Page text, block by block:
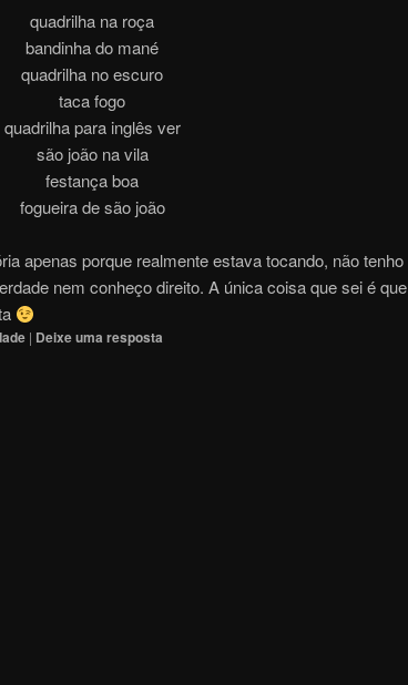
quadrilha na roça
bandinha do mané
quadrilha no escuro
taca fogo
quadrilha para inglês ver
são joão na vila
festança boa
fogueira de são joão
apenas porque realmente estava tocando, não tenho
nem conheço direito. A única coisa que sei é que
| Deixe uma resposta